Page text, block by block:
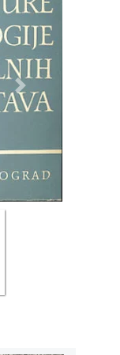
Next